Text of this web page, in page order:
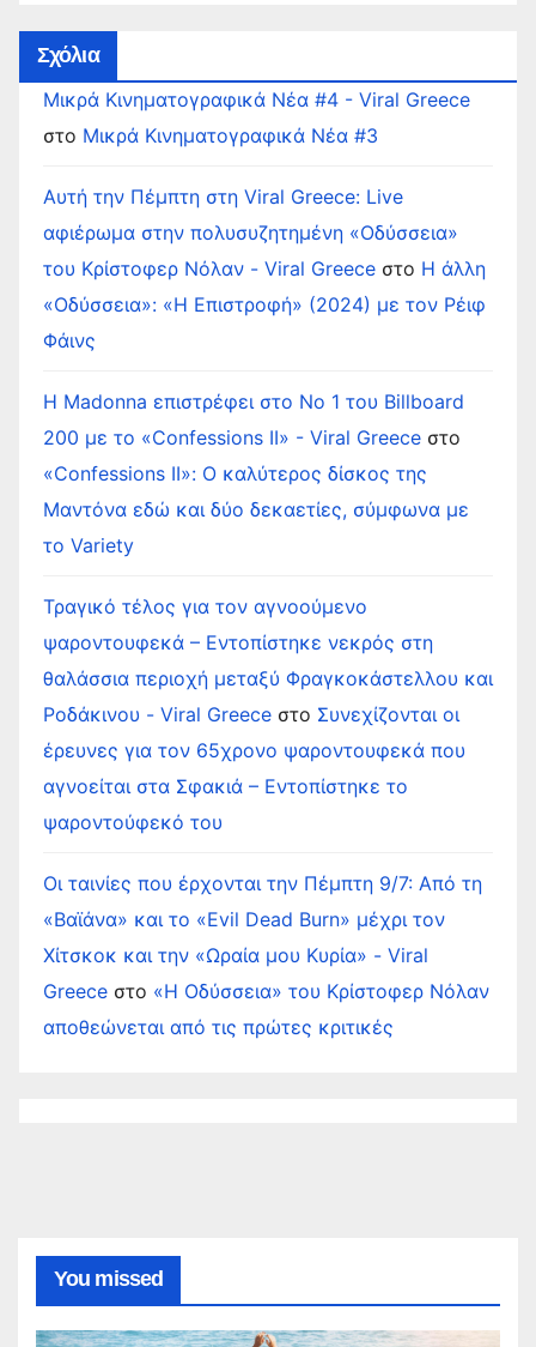
Σχόλια
Μικρά Κινηματογραφικά Νέα #4 - Viral Greece
στο Μικρά Κινηματογραφικά Νέα #3
Αυτή την Πέμπτη στη Viral Greece: Live
αφιέρωμα στην πολυσυζητημένη «Οδύσσεια»
του Κρίστοφερ Νόλαν - Viral Greece στο Η άλλη
«Οδύσσεια»: «Η Επιστροφή» (2024) με τον Ρέιφ
Φάινς
Η Madonna επιστρέφει στο Νο 1 του Billboard
200 με το «Confessions II» - Viral Greece στο
«Confessions II»: Ο καλύτερος δίσκος της
Μαντόνα εδώ και δύο δεκαετίες, σύμφωνα με
το Variety
Τραγικό τέλος για τον αγνοούμενο
ψαροντουφεκά – Εντοπίστηκε νεκρός στη
θαλάσσια περιοχή μεταξύ Φραγκοκάστελλου και
Ροδάκινου - Viral Greece στο Συνεχίζονται οι
έρευνες για τον 65χρονο ψαροντουφεκά που
αγνοείται στα Σφακιά – Εντοπίστηκε το
ψαροντούφεκό του
Οι ταινίες που έρχονται την Πέμπτη 9/7: Από τη
«Βαϊάνα» και το «Evil Dead Burn» μέχρι τον
Χίτσκοκ και την «Ωραία μου Κυρία» - Viral
Greece στο «Η Οδύσσεια» του Κρίστοφερ Νόλαν
αποθεώνεται από τις πρώτες κριτικές
You missed